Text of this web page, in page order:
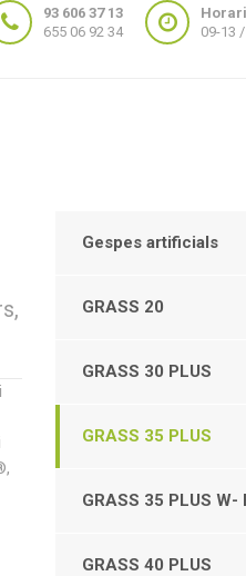
93 606 37 13
655 06 92 34
09-13
Gespes artificials
GRASS 20
GRASS 30 PLUS
GRASS 35 PLUS
GRASS 35 PLUS W-
GRASS 40 PLUS